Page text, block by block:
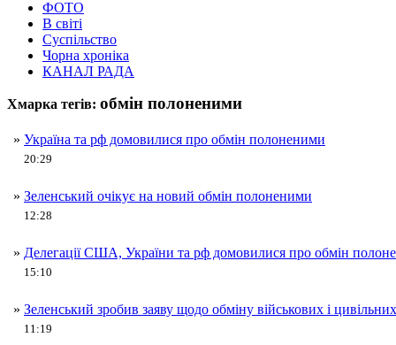
ФОТО
В світі
Суспільство
Чорна хроніка
КАНАЛ РАДА
Хмарка тегів: обмін полоненими
» Україна та рф домовилися про обмін полоненими
20:29
» Зеленський очікує на новий обмін полоненими
12:28
» Делегації США, України та рф домовилися про обмін
15:10
» Зеленський зробив заяву щодо обміну військових і цивільних
11:19